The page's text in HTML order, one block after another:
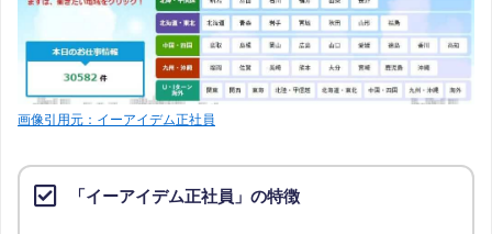
画像引用元：イーアイデム正社員
「イーアイデム正社員」の特徴